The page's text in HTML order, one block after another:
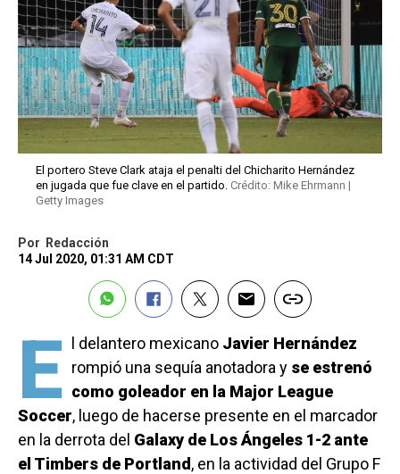
El portero Steve Clark ataja el penalti del Chicharito Hernández
en jugada que fue clave en el partido. Crédito: Mike Ehrmann |
Getty Images
Por Redacción
14 Jul 2020, 01:31 AM CDT
E l delantero mexicano Javier Hernández
rompió una sequía anotadora y se estrenó
como goleador en la Major League
Soccer, luego de hacerse presente en el marcador
en la derrota del Galaxy de Los Ángeles 1-2 ante
el Timbers de Portland, en la actividad del Grupo F